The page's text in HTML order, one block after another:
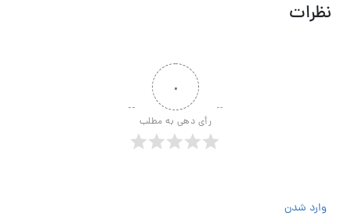
نظرات
۰
رأی دهی به مطلب
وارد شدن